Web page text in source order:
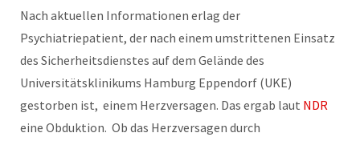
Nach aktuellen Informationen erlag der
Psychiatriepatient, der nach einem umstrittenen Einsatz
des Sicherheitsdienstes auf dem Gelände des
Universitätsklinikums Hamburg Eppendorf (UKE)
gestorben ist, einem Herzversagen. Das ergab laut NDR
eine Obduktion. Ob das Herzversagen durch